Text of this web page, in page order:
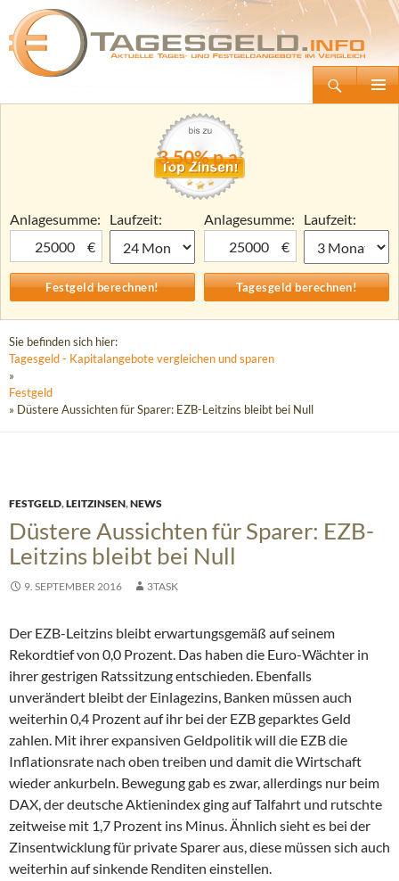
Tagesgeld.info – Tagesgeldkonten vergleichen und Tagesgeld-Zinsen berechnen
Zum
3,50% p.a.
Anlagesumme:
€
Laufzeit:
Anlagesumme:
€
Laufzeit:
Sie befinden sich hier:
Tagesgeld - Kapitalangebote vergleichen und sparen
»
Festgeld
» Düstere Aussichten für Sparer: EZB-Leitzins bleibt bei Null
FESTGELD,LEITZINSEN,NEWS
Düstere Aussichten für Sparer: EZB-
Leitzins bleibt bei Null
9. SEPTEMBER 2016 3TASK
Der EZB-Leitzins bleibt erwartungsgemäß auf seinem
Rekordtief von 0,0 Prozent. Das haben die Euro-Wächter in
ihrer gestrigen Ratssitzung entschieden. Ebenfalls
unverändert bleibt der Einlagezins, Banken müssen auch
weiterhin 0,4 Prozent auf ihr bei der EZB geparktes Geld
zahlen. Mit ihrer expansiven Geldpolitik will die EZB die
Inflationsrate nach oben treiben und damit die Wirtschaft
wieder ankurbeln. Bewegung gab es zwar, allerdings nur beim
DAX, der deutsche Aktienindex ging auf Talfahrt und rutschte
zeitweise mit 1,7 Prozent ins Minus. Ähnlich sieht es bei der
Zinsentwicklung für private Sparer aus, diese müssen sich auch
weiterhin auf sinkende Renditen einstellen.